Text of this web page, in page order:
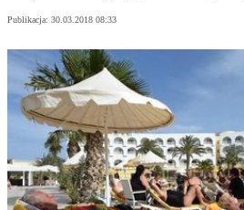
Publikacja: 30.03.2018 08:33